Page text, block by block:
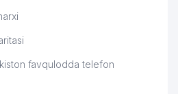
favqulodda telefon